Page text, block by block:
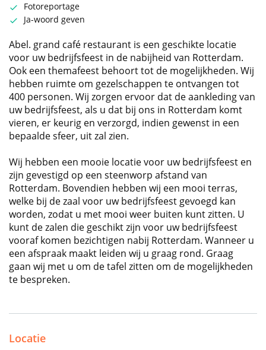
Fotoreportage
Ja-woord geven
Abel. grand café restaurant is een geschikte locatie
voor uw bedrijfsfeest in de nabijheid van Rotterdam.
Ook een themafeest behoort tot de mogelijkheden. Wij
hebben ruimte om gezelschappen te ontvangen tot
400 personen. Wij zorgen ervoor dat de aankleding van
uw bedrijfsfeest, als u dat bij ons in Rotterdam komt
vieren, er keurig en verzorgd, indien gewenst in een
bepaalde sfeer, uit zal zien.
Wij hebben een mooie locatie voor uw bedrijfsfeest en
zijn gevestigd op een steenworp afstand van
Rotterdam. Bovendien hebben wij een mooi terras,
welke bij de zaal voor uw bedrijfsfeest gevoegd kan
worden, zodat u met mooi weer buiten kunt zitten. U
kunt de zalen die geschikt zijn voor uw bedrijfsfeest
vooraf komen bezichtigen nabij Rotterdam. Wanneer u
een afspraak maakt leiden wij u graag rond. Graag
gaan wij met u om de tafel zitten om de mogelijkheden
te bespreken.
Locatie